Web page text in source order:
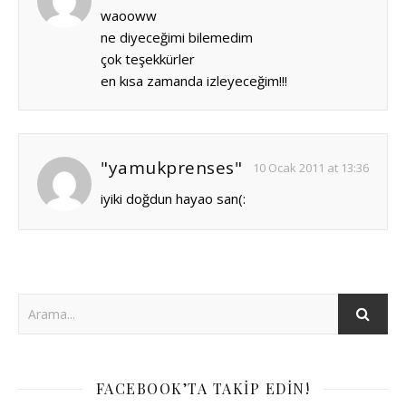
waooww
ne diyeceğimi bilemedim
çok teşekkürler
en kısa zamanda izleyeceğim!!!
"yamukprenses" 10 Ocak 2011 at 13:36
iyiki doğdun hayao san(:
FACEBOOK’TA TAKIP EDIN!